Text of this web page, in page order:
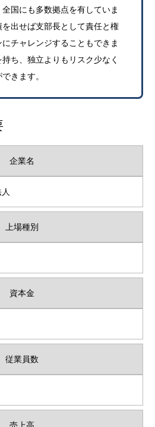
国にも多数拠点を有していま
出せば支部長として責任と権
チャレンジすることもできま
ち、独立よりもリスク少なく
きます。
企業名
上場種別
資本金
従業員数